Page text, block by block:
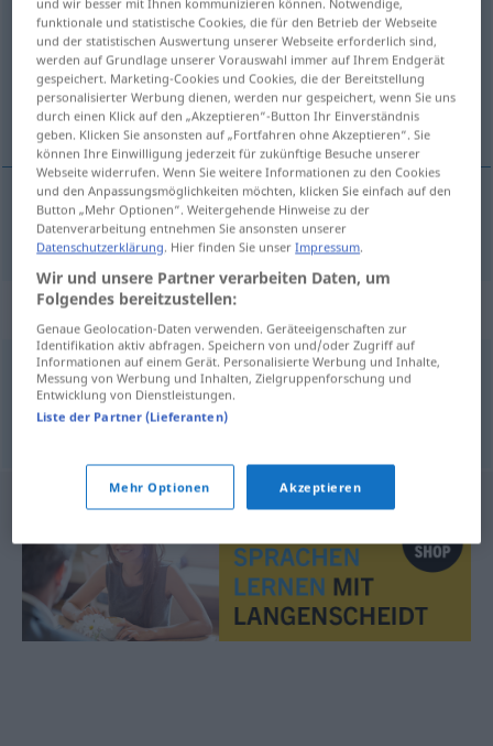
Übersicht aller Übersetzungen
(Für mehr Details die Übersetzung anklicken/antippen)
obgleich, obwohl
obgleich,obwohl noha
Synonyme für "noha"
bár,pedig,viszont,habár,ámbár,mindazonáltal
funktionale und statistische Cookies, die für den Betrieb der Webseite
und der statistischen Auswertung unserer Webseite erforderlich sind,
werden auf Grundlage unserer Vorauswahl immer auf Ihrem Endgerät
gespeichert. Marketing-Cookies und Cookies, die der Bereitstellung
personalisierter Werbung dienen, werden nur gespeichert, wenn Sie uns
durch einen Klick auf den „Akzeptieren“-Button Ihr Einverständnis
geben. Klicken Sie ansonsten auf „Fortfahren ohne Akzeptieren“. Sie
können Ihre Einwilligung jederzeit für zukünftige Besuche unserer
Webseite widerrufen. Wenn Sie weitere Informationen zu den Cookies
und den Anpassungsmöglichkeiten möchten, klicken Sie einfach auf den
Button „Mehr Optionen“. Weitergehende Hinweise zu der
Datenverarbeitung entnehmen Sie ansonsten unserer
Datenschutzerklärung . Hier finden Sie unserImpressum
Wir und unsere Partner verarbeiten Daten, um
Folgendes bereitzustellen:
Genaue Geolocation-Daten verwenden. Geräteeigenschaften zur
Identifikation aktiv abfragen. Speichern von und/oder Zugriff auf
Informationen auf einem Gerät. Personalisierte Werbung und Inhalte,
Messung von Werbung und Inhalten, Zielgruppenforschung und
Entwicklung von Dienstleistungen.
Liste der Partner (Lieferanten)
Mehr Optionen Akzeptieren